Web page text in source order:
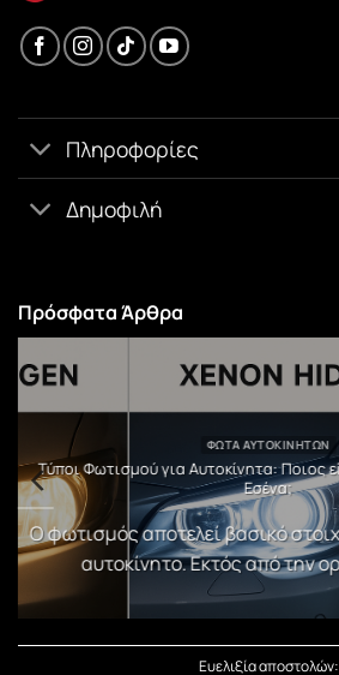
Πληροφορίες
Δημοφιλή
Πρόσφατα Άρθρα
ΦΏΤΑ ΑΥΤΟΚΙΝΉΤΩΝ
Τύποι Φωτισμού για Αυτοκίνητα: Ποιος
Εσένα;
Ο φωτισμός αποτελεί βασικό
αυτοκίνητο. Εκτός από την
Ευελιξία αποστολών: